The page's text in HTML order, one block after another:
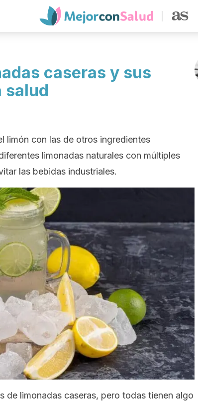
caseras y sus
salud
limón con las de otros ingredientes
limonadas naturales con múltiples
las bebidas industriales.
de limonadas caseras, pero todas tienen algo